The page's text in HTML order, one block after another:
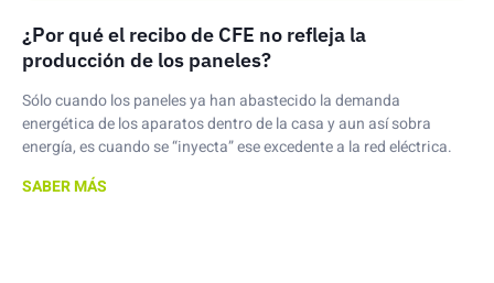
¿Por qué el recibo de CFE no refleja la
producción de los paneles?
Sólo cuando los paneles ya han abastecido la demanda
energética de los aparatos dentro de la casa y aun así sobra
energía, es cuando se “inyecta” ese excedente a la red eléctrica.
SABER MÁS